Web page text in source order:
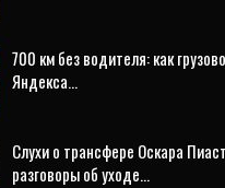
700 км без водителя: как
Яндекса…
Слухи о трансфере Оскара
разговоры об уходе…